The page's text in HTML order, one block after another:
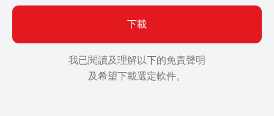
下載
我已閱讀及理解以下的免責聲明
及希望下載選定軟件。